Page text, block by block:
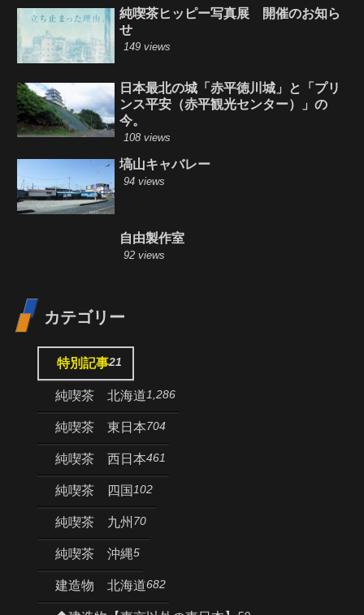
純喫茶ヒッピー写真展 開催のお知ら
せ
149 views
日本最北の城「赤平徳川城」と「プリ
ンス平安（赤平観光センター）」の
今。
108 views
塙山キャバレー
94 views
自由製作室
92 views
カテゴリー
特別記事21
純喫茶 北海道1,286
純喫茶 東日本704
純喫茶 西日本461
純喫茶 四国 102
純喫茶 九州 70
純喫茶 沖縄5
建造物 北海道682